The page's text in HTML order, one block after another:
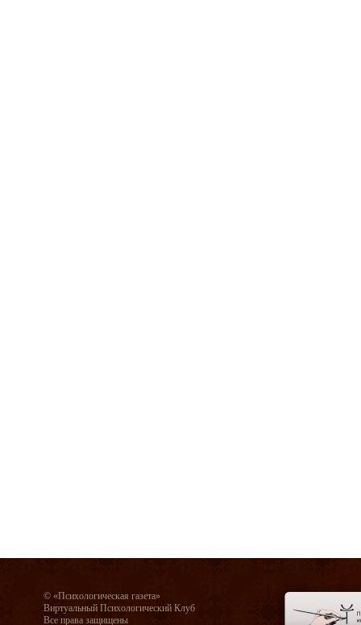
© «Психологическая газета»
Виртуальный Психологический Клуб
Все права защищены